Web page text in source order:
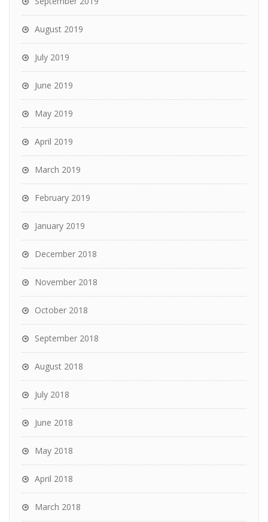
August 2019
July 2019
June 2019
May 2019
April 2019
March 2019
February 2019
January 2019
December 2018
November 2018
October 2018
September 2018
August 2018
July 2018
June 2018
May 2018
April 2018
March 2018